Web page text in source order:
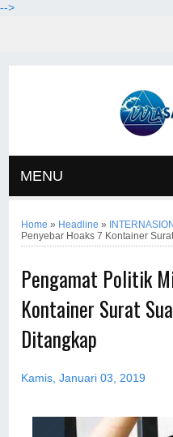
-->
MENU
Home » Headline »
Penyebar Hoaks 7 Kontainer
Pengamat Politik
Kontainer Surat
Ditangkap
Kamis, Januari 03, 2019